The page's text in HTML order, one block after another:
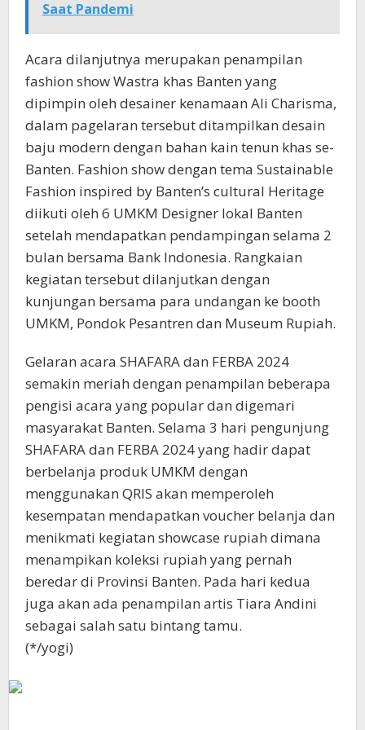
Saat Pandemi
Acara dilanjutnya merupakan penampilan
fashion show Wastra khas Banten yang
dipimpin oleh desainer kenamaan Ali Charisma,
dalam pagelaran tersebut ditampilkan desain
baju modern dengan bahan kain tenun khas se-
Banten. Fashion show dengan tema Sustainable
Fashion inspired by Banten’s cultural Heritage
diikuti oleh 6 UMKM Designer lokal Banten
setelah mendapatkan pendampingan selama 2
bulan bersama Bank Indonesia. Rangkaian
kegiatan tersebut dilanjutkan dengan
kunjungan bersama para undangan ke booth
UMKM, Pondok Pesantren dan Museum Rupiah.
Gelaran acara SHAFARA dan FERBA 2024
semakin meriah dengan penampilan beberapa
pengisi acara yang popular dan digemari
masyarakat Banten. Selama 3 hari pengunjung
SHAFARA dan FERBA 2024 yang hadir dapat
berbelanja produk UMKM dengan
menggunakan QRIS akan memperoleh
kesempatan mendapatkan voucher belanja dan
menikmati kegiatan showcase rupiah dimana
menampikan koleksi rupiah yang pernah
beredar di Provinsi Banten. Pada hari kedua
juga akan ada penampilan artis Tiara Andini
sebagai salah satu bintang tamu.
(*/yogi)